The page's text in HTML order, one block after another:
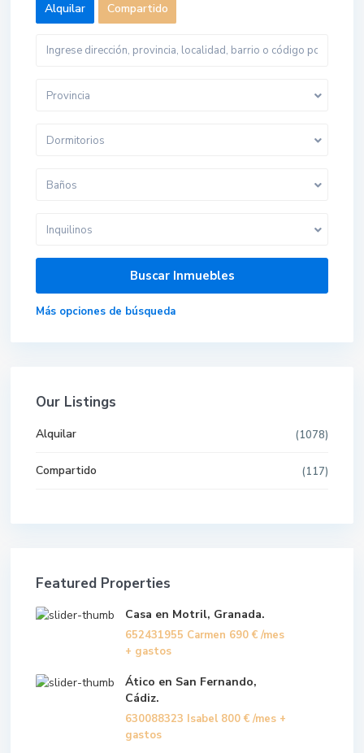
Alquilar Compartido
Provincia
Dormitorios
Baños
Inquilinos
Más opciones de búsqueda
Our Listings
Alquilar (1078)
Compartido (117)
Featured Properties
Casa en Motril, Granada.
652431955 Carmen 690 € /mes
+ gastos
Ático en San Fernando,
Cádiz.
630088323 Isabel 800 € /mes +
gastos